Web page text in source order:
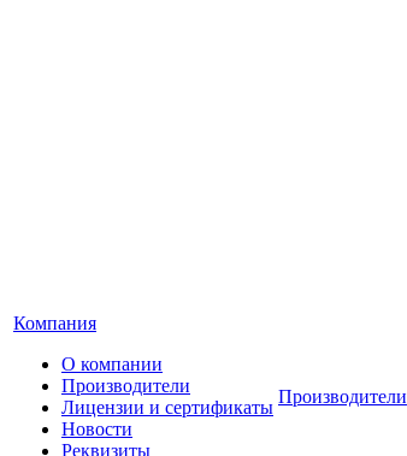
Компания
О компании
Производители
Лицензии и сертификаты
Новости
Реквизиты
Производители